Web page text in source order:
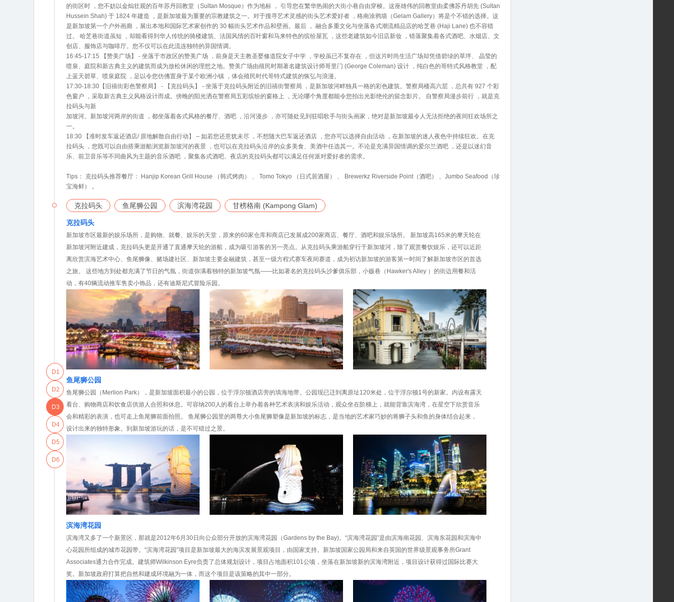
D1
D2
D3
D4
D5
D6
的街区时 ，您不妨以金灿壮观的百年苏丹回教堂（Sultan Mosque）作为地标 ， 引导您在繁华热闹的大街小巷自由穿梭。这座雄伟的回教堂由柔佛苏丹胡先 (Sultan
Hussein Shah) 于 1824 年建造 ，是新加坡最为重要的宗教建筑之一。对于搜寻艺术灵感的街头艺术爱好者 ，格南涂鸦墙（Gelam Gallery）将是个不错的选择。这
是新加坡第一个户外画廊 ，展出本地和国际艺术家创作的 30 幅街头艺术作品和壁画。最后 ， 融合多重文化与坐落各式潮流精品店的哈芝巷 (Haji Lane) 也不容错
过。 哈芝巷街道虽短 ，却能看得到华人传统的骑楼建筑、法国风情的百叶窗和马来特色的缤纷屋瓦 ，这些老建筑如今旧店新妆 ，错落聚集着各式酒吧、水烟店、文
创店、服饰店与咖啡厅。您不仅可以在此流连独特的异国情调。
16:45-17:15 【赞美广场】 - 坐落于市政区的赞美广场 ，前身是天主教圣婴修道院女子中学 ，学校虽已不复存在 ，但这片时尚生活广场却凭借碧绿的草坪、 晶莹的
喷泉、庭院和新古典主义的建筑而成为放松休闲的理想之地。赞美广场由殖民时期著名建筑设计师哥里门 (George Coleman) 设计 ，纯白色的哥特式风格教堂 ，配
上蓝天碧草、喷泉庭院 ，足以令您仿佛置身于某个欧洲小镇 ，体会殖民时代哥特式建筑的恢弘与浪漫。
17:30-18:30【旧禧街彩色警察局】 - 【克拉码头】 - 坐落于克拉码头附近的旧禧街警察局 ，是新加坡河畔独具一格的彩色建筑。警察局楼高六层 ，总共有 927 个彩
色窗户 ，采取新古典主义风格设计而成。傍晚的阳光洒在警察局五彩缤纷的窗格上 ，无论哪个角度都能令您拍出光影绝伦的留念影片。 自警察局漫步前行 ，就是克
拉码头与新
加坡河。新加坡河两岸的街道 ，都坐落着各式风格的餐厅、酒吧 ，沿河漫步 ，亦可随处见到驻唱歌手与街头画家，绝对是新加坡最令人无法拒绝的夜间狂欢场所之
一。
18:30 【准时发车返还酒店/ 原地解散自由行动】 – 如若您还意犹未尽 ，不想随大巴车返还酒店 ，您亦可以选择自由活动 ，在新加坡的迷人夜色中持续狂欢。在克
拉码头 ，您既可以自由搭乘游船浏览新加坡河的夜景 ，也可以在克拉码头沿岸的众多美食、美酒中任选其一。不论是充满异国情调的爱尔兰酒吧 ，还是以迷幻音
乐、前卫音乐等不同曲风为主题的音乐酒吧 ，聚集各式酒吧、夜店的克拉码头都可以满足任何派对爱好者的需求。
Tips： 克拉码头推荐餐厅： Hanjip Korean Grill House （韩式烤肉） 、 Tomo Tokyo （日式居酒屋） 、 Brewerkz Riverside Point（酒吧） 、Jumbo Seafood（珍
宝海鲜） 。
克拉码头 鱼尾狮公园 滨海湾花园 甘榜格南 (Kampong Glam)
克拉码头
新加坡市区最新的娱乐场所，是购物、就餐、娱乐的天堂，原来的60家仓库和商店已发展成200家商店、餐厅、酒吧和娱乐场所。 新加坡高165米的摩天轮在
新加坡河附近建成，克拉码头更是开通了直通摩天轮的游船，成为吸引游客的另一亮点。从克拉码头乘游船穿行于新加坡河，除了观赏餐饮娱乐，还可以近距
离欣赏滨海艺术中心、鱼尾狮像、赌场建社区、新加坡主要金融建筑，甚至一级方程式赛车夜间赛道，成为初访新加坡的游客第一时间了解新加坡市区的首选
之旅。 这些地方到处都充满了节日的气氛，街道弥满着独特的新加坡气氛——比如著名的克拉码头沙爹俱乐部，小贩巷（Hawker's Alley ）的街边用餐和活
动，有40辆流动推车售卖小饰品，还有迪斯尼式冒险乐园。
鱼尾狮公园
鱼尾狮公园（Merlion Park），是新加坡面积最小的公园，位于浮尔顿酒店旁的填海地带。公园现已迁到离原址120米处，位于浮尔顿1号的新家。内设有露天
看台、购物商店和饮食店供游人合照和休息。可容纳200人的看台上举办着各种艺术表演和娱乐活动，观众坐在阶梯上，就能背靠滨海湾，在星空下欣赏音乐
会和精彩的表演，也可走上鱼尾狮前面拍照。 鱼尾狮公园里的两尊大小鱼尾狮塑像是新加坡的标志，是当地的艺术家巧妙的将狮子头和鱼的身体结合起来，
设计出来的独特形象。到新加坡游玩的话，是不可错过之景。
滨海湾花园
滨海湾又多了一个新景区，那就是2012年6月30日向公众部分开放的滨海湾花园（Gardens by the Bay)。“滨海湾花园”是由滨海南花园、滨海东花园和滨海中
心花园所组成的城市花园带。“滨海湾花园”项目是新加坡最大的海滨发展景观项目，由国家支持。新加坡国家公园局和来自英国的世界级景观事务所Grant
Associates通力合作完成。建筑师Wilkinson Eyre负责了总体规划设计，项目占地面积101公顷，坐落在新加坡新的滨海湾附近，项目设计获得过国际比赛大
奖。新加坡政府打算把自然和建成环境融为一体，而这个项目是该策略的其中一部分。